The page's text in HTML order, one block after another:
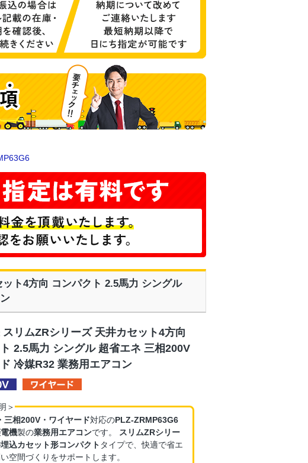
ト4方向 コンパクト 2.5馬力 シングル
リムZRシリーズ 天井カセット4方向
2.5馬力 シングル 超省エネ 三相200V
冷媒R32 業務用エアコン
＞
三相200V・ワイヤード対応のPLZ-ZRMP63G6
機製の業務用エアコンです。
スリムZRシリー
込カセット形コンパクト タイプで、快適で省エ
空間づくりをサポートします。